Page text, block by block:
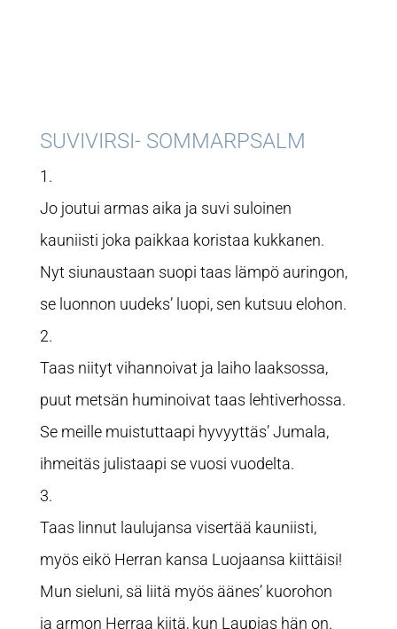
SUVIVIRSI- SOMMARPSALM
1.
Jo joutui armas aika ja suvi suloinen
kauniisti joka paikkaa koristaa kukkanen.
Nyt siunaustaan suopi taas lämpö auringon,
se luonnon uudeks’ luopi, sen kutsuu elohon.
2.
Taas niityt vihannoivat ja laiho laaksossa,
puut metsän huminoivat taas lehtiverhossa.
Se meille muistuttaapi hyvyyttäs’ Jumala,
ihmeitäs julistaapi se vuosi vuodelta.
3.
Taas linnut laulujansa visertää kauniisti,
myös eikö Herran kansa Luojaansa kiittäisi!
Mun sieluni, sä liitä myös äänes’ kuorohon
ja armon Herraa kiitä, kun Laupias hän on.